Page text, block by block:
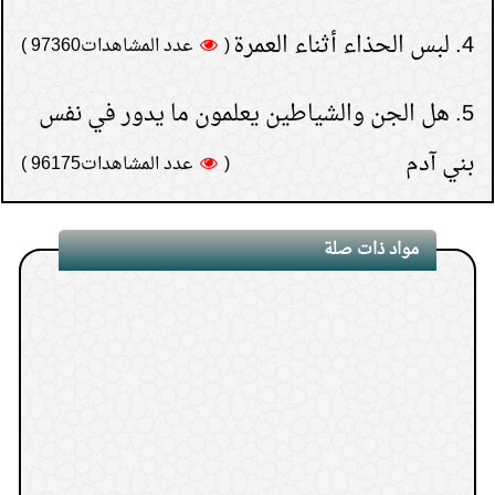
5. هل الجن والشياطين يعلمون ما يدور في نفس
بني آدم
( عدد المشاهدات96175 )
6. كيف تعرف نتيجة الاستخارة؟
( عدد المشاهدات93171 ) 7. هل يجوز إعطاء زكاة
مواد ذات صلة